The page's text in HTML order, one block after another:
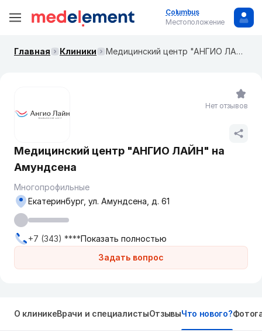
Columbus
Местоположение
Главная Клиники Медицинский центр "АНГИО ЛАЙН" на Амундсена
Медицинский центр "АНГИО ЛАЙН" на
Амундсена
Многопрофильные
Задать вопрос
Екатеринбург, ул. Амундсена, д. 61
+7 (343) ****Показать полностью
Нет отзывов
О клиникеВрачи и специалистыОтзывыЧто нового?